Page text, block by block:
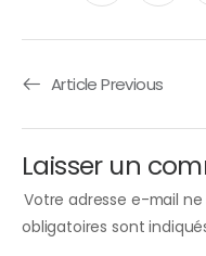
Article Previous
Laisser un
Votre adresse e-mail ne
obligatoires sont